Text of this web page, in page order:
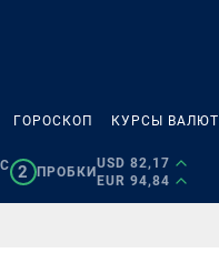
ГОРОСКОП КУРСЫ ВАЛЮТ
2 ПРОБКИ
USD 82,17
EUR 94,84